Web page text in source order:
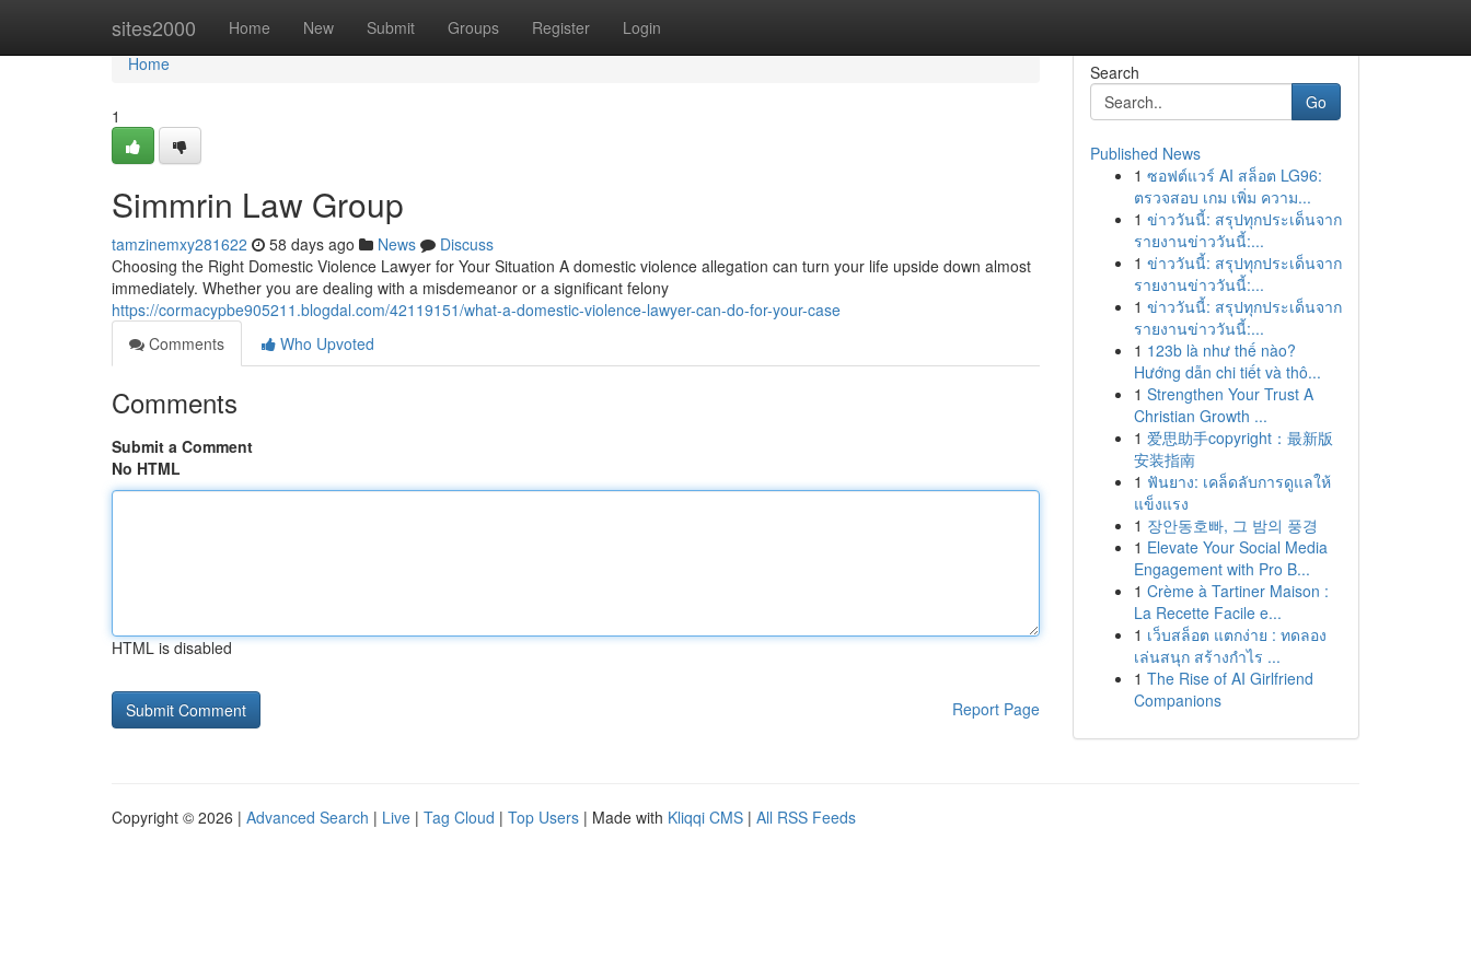
sites2000 Home New Submit Groups Register Login
Home
Home
1
Simmrin Law Group
tamzinemxy281622 58 days ago News
Discuss
Choosing the Right Domestic Violence Lawyer for Your Situation A domestic violence allegation can turn your life upside down almost
immediately. Whether you are dealing with a misdemeanor or a significant felony
https://cormacypbe905211.blogdal.com/42119151/what-a-domestic-violence-lawyer-can-do-for-your-case
Comments
Who Upvoted
Comments
Submit a Comment
No HTML
HTML is disabled
Report Page
Search
Go
Published News
1 ซอฟต์แวร์ AI สล็อต LG96:
ตรวจสอบ เกม เพิ่ม ความ...
1 ข่าววันนี้: สรุปทุกประเด็นจาก
รายงานข่าววันนี้:...
1 ข่าววันนี้: สรุปทุกประเด็นจาก
รายงานข่าววันนี้:...
1 ข่าววันนี้: สรุปทุกประเด็นจาก
รายงานข่าววันนี้:...
1 123b là như thế nào?
Hướng dẫn chi tiết và thô...
1 Strengthen Your Trust A
Christian Growth ...
1 爱思助手copyright：最新版
安装指南
1 ฟันยาง: เคล็ดลับการดูแลให้
แข็งแรง
1 장안동호빠, 그 밤의 풍경
1 Elevate Your Social Media
Engagement with Pro B...
1 Crème à Tartiner Maison :
La Recette Facile e...
1 เว็บสล็อต แตกง่าย : ทดลอง
เล่นสนุก สร้างกำไร ...
1 The Rise of AI Girlfriend
Companions
Copyright © 2026 | Advanced Search | Live | Tag Cloud | Top Users | Made with Kliqqi CMS | All RSS Feeds